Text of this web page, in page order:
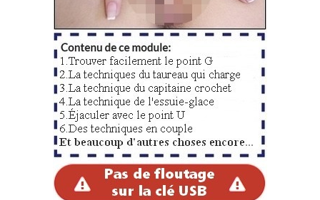
as-tu déjà eu un orgasme durant la
pénétration vaginale (doigt, sextoy, pénis)
?
si oui, est-ce systématique ? À quelle
fréquence ?
peux-tu me décrire comment tu t’y prends
pour te masturber quand tu pénètres ton
vagin (techniques, placement de doigts,